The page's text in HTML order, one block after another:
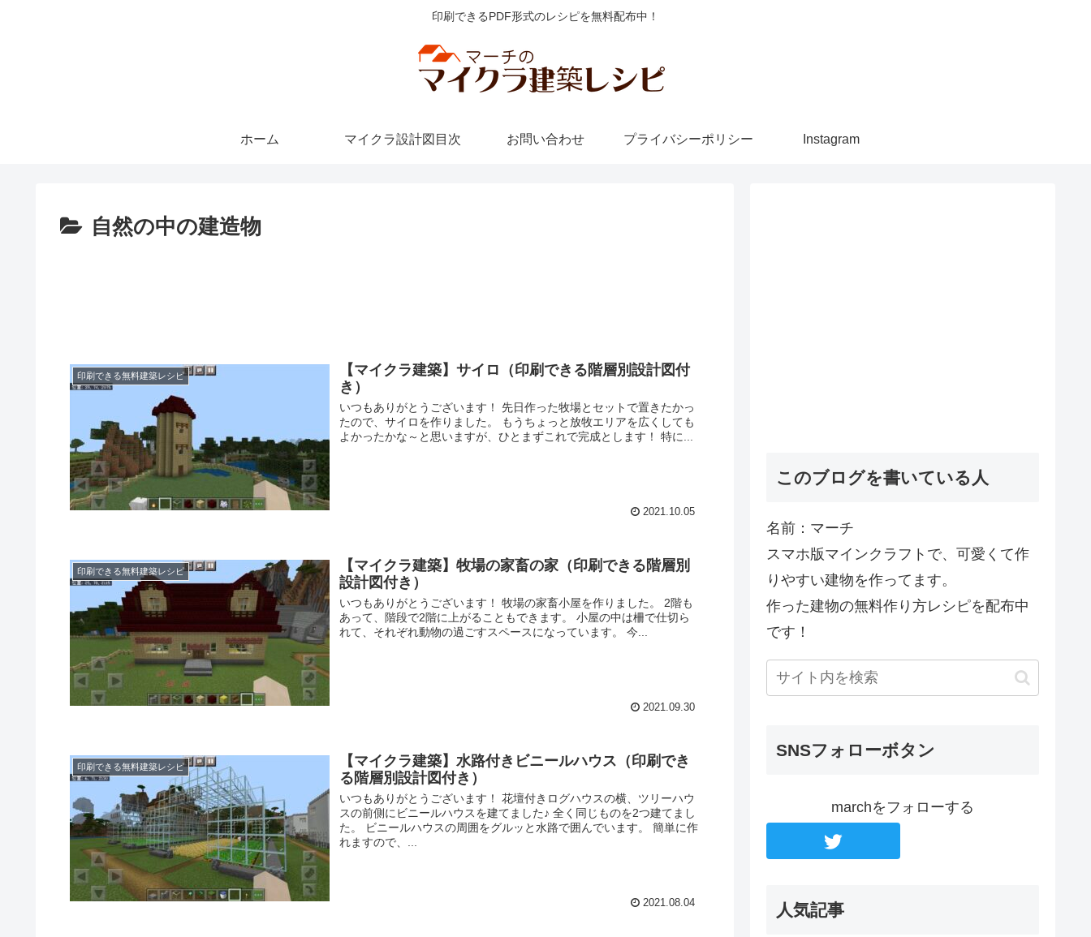
印刷できるPDF形式のレシピを無料配布中！
ホーム マイクラ設計図目次 お問い合わせ プライバシーポリシー Instagram
自然の中の建造物
印刷できる無料建築レシピ
【マイクラ建築】サイロ（印刷できる階層別設計図付
き）
いつもありがとうございます！ 先日作った牧場とセットで置きたかっ
たので、サイロを作りました。 もうちょっと放牧エリアを広くしても
よかったかな～と思いますが、ひとまずこれで完成とします！ 特に...
2021.10.05
印刷できる無料建築レシピ
【マイクラ建築】牧場の家畜の家（印刷できる階層別
設計図付き）
いつもありがとうございます！ 牧場の家畜小屋を作りました。 2階も
あって、階段で2階に上がることもできます。 小屋の中は柵で仕切ら
れて、それぞれ動物の過ごすスペースになっています。 今...
2021.09.30
印刷できる無料建築レシピ
【マイクラ建築】水路付きビニールハウス（印刷でき
る階層別設計図付き）
いつもありがとうございます！ 花壇付きログハウスの横、ツリーハウ
スの前側にビニールハウスを建てました♪ 全く同じものを2つ建てまし
た。 ビニールハウスの周囲をグルッと水路で囲んでいます。 簡単に作
れますので、...
2021.08.04
このブログを書いている人
名前：マーチ
スマホ版マインクラフトで、可愛くて作
りやすい建物を作ってます。
作った建物の無料作り方レシピを配布中
です！
SNSフォローボタン
marchをフォローする
人気記事